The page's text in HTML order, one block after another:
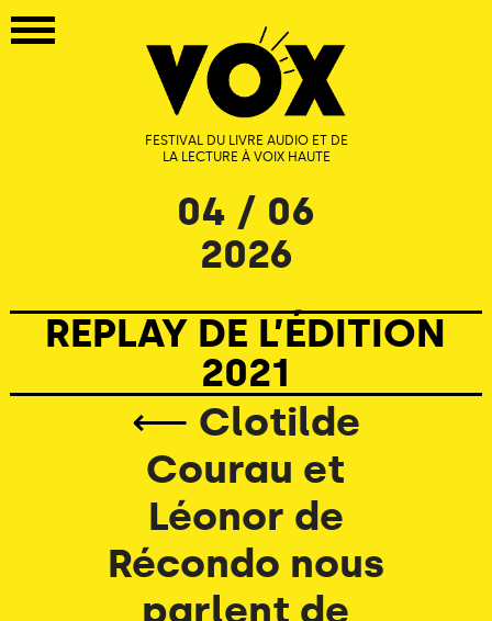
FESTIVAL DU LIVRE AUDIO ET DE
LA LECTURE À VOIX HAUTE
04 / 06
2026
REPLAY DE L’ÉDITION
2021
⟵ Clotilde
Courau et
Léonor de
Récondo nous
parlent de